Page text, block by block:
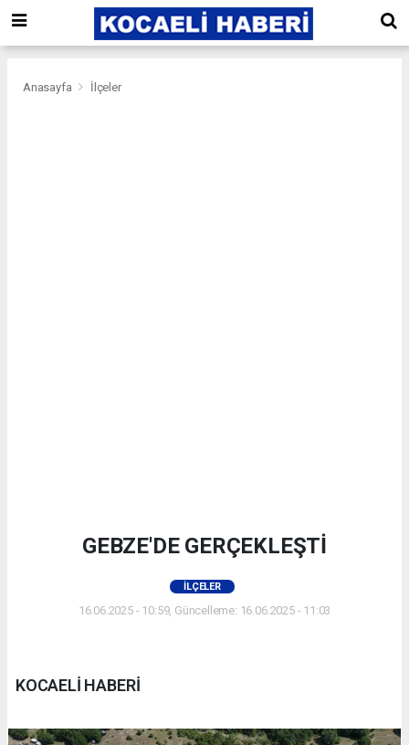
Anasayfa İlçeler
GEBZE'DE GERÇEKLEŞTİ
İLÇELER
16.06.2025 - 10:59, Güncelleme: 16.06.2025 - 11:03
KOCAELİ HABERİ